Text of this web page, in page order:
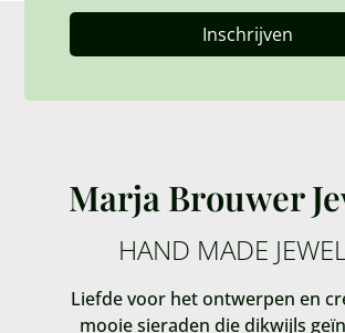
Inschrijven
Marja Brouwer
HAND MADE
Liefde voor het ontwerpen en
mooie sieraden die dikwijls